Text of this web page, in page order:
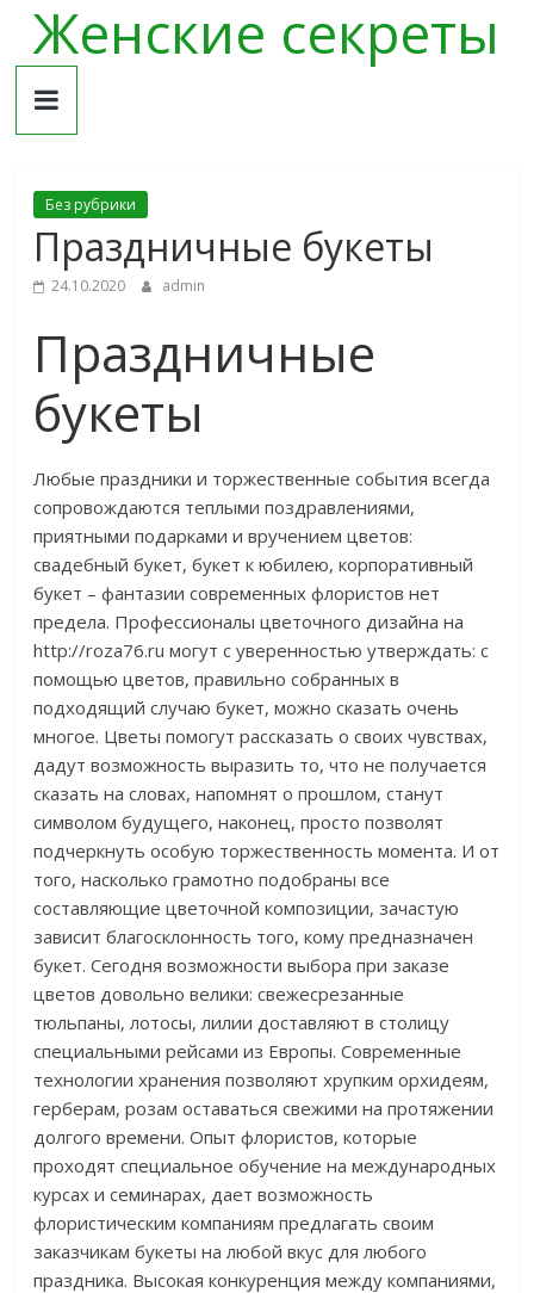
Skip
content
Женские секреты
Без рубрики
Праздничные букеты
24.10.2020 admin
Праздничные
букеты
Любые праздники и торжественные события всегда
сопровождаются теплыми поздравлениями,
приятными подарками и вручением цветов:
свадебный букет, букет к юбилею, корпоративный
букет – фантазии современных флористов нет
предела. Профессионалы цветочного дизайна на
http://roza76.ru могут с уверенностью утверждать: с
помощью цветов, правильно собранных в
подходящий случаю букет, можно сказать очень
многое. Цветы помогут рассказать о своих чувствах,
дадут возможность выразить то, что не получается
сказать на словах, напомнят о прошлом, станут
символом будущего, наконец, просто позволят
подчеркнуть особую торжественность момента. И от
того, насколько грамотно подобраны все
составляющие цветочной композиции, зачастую
зависит благосклонность того, кому предназначен
букет. Сегодня возможности выбора при заказе
цветов довольно велики: свежесрезанные
тюльпаны, лотосы, лилии доставляют в столицу
специальными рейсами из Европы. Современные
технологии хранения позволяют хрупким орхидеям,
герберам, розам оставаться свежими на протяжении
долгого времени. Опыт флористов, которые
проходят специальное обучение на международных
курсах и семинарах, дает возможность
флористическим компаниям предлагать своим
заказчикам букеты на любой вкус для любого
праздника. Высокая конкуренция между компаниями,